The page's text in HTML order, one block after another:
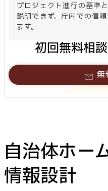
プロジェクト進行の基準
説明できず、庁内での信
ます。
初回無料相
無
自治体ホー
情報設計